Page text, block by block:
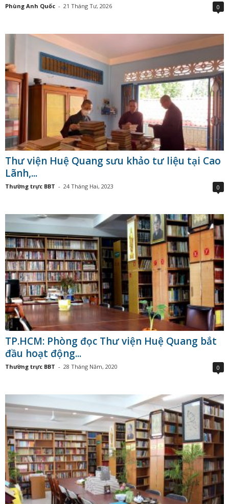
Phùng Anh Quốc - 21 Tháng Tư, 2026 0
Thư viện Huệ Quang sưu khảo tư liệu tại Cao
Lãnh,...
Thường trực BBT - 24 Tháng Hai, 2023 0
TP.HCM: Phòng đọc Thư viện Huệ Quang bắt
đầu hoạt động...
Thường trực BBT - 28 Tháng Năm, 2020 0